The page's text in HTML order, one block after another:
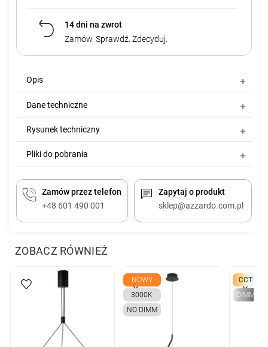
14 dni na zwrot
Zamów. Sprawdź. Zdecyduj.
Opis
Dane techniczne
Rysunek techniczny
Pliki do pobrania
Zamów przez telefon
+48 601 490 001
Zapytaj o produkt
sklep@azzardo.com.pl
ZOBACZ RÓWNIEŻ
NOWY
3000K
NO DIMM
CCT
DIMM